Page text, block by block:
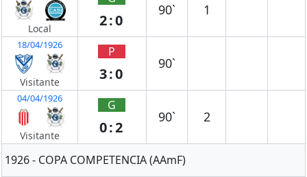
Local 2:0
90` 1
18/04/1926
Visitante
P
3:0
90`
04/04/1926
Visitante
G
0:2
90` 2
1926 - COPA COMPETENCIA (AAmF)